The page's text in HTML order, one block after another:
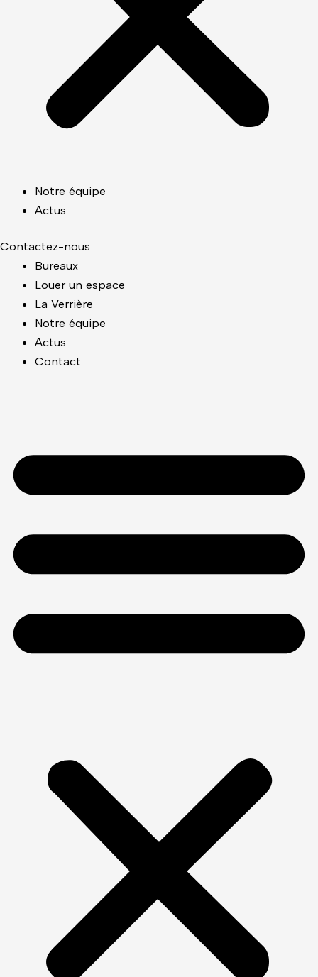
Notre équipe
Actus
Contactez-nous
Bureaux
Louer un espace
La Verrière
Notre équipe
Actus
Contact